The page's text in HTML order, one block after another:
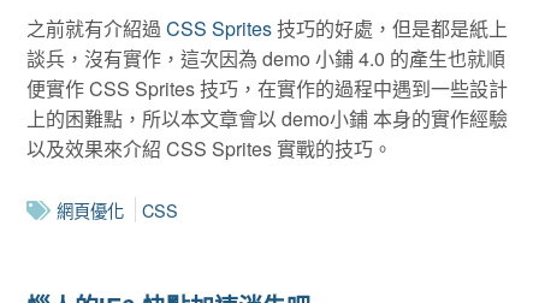
之前就有介紹過 CSS Sprites技巧的好處，但是都是紙上
談兵，沒有實作，這次因為 demo 小鋪 4.0 的產生也就順
便實作 CSS Sprites 技巧，在實作的過程中遇到一些設計
上的困難點，所以本文章會以 demo小鋪 本身的實作經驗
以及效果來介紹 CSS Sprites 實戰的技巧。
網頁優化 CSS